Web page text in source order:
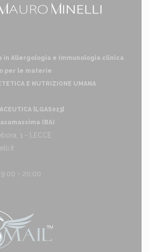
in Allergologia e Immunologia clinica
per le materie
E NUTRIZIONE UMANA
[LGAS013]
(BA)
1 - LECCE
- 20:00